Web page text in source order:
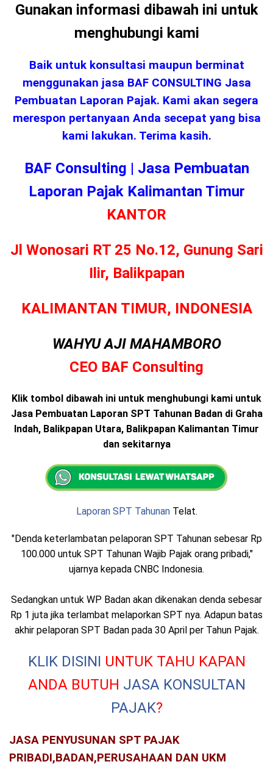
Gunakan informasi dibawah ini untuk
menghubungi kami
Baik untuk konsultasi maupun berminat
menggunakan jasa BAF CONSULTING Jasa
Pembuatan Laporan Pajak. Kami akan segera
merespon pertanyaan Anda secepat yang bisa
kami lakukan. Terima kasih.
BAF Consulting | Jasa Pembuatan
Laporan Pajak Kalimantan Timur
KANTOR
Jl Wonosari RT 25 No.12, Gunung Sari
Ilir, Balikpapan
KALIMANTAN TIMUR, INDONESIA
WAHYU AJI MAHAMBORO
CEO BAF Consulting
Klik tombol dibawah ini untuk menghubungi kami untuk
Jasa Pembuatan Laporan SPT Tahunan Badan di Graha
Indah, Balikpapan Utara, Balikpapan Kalimantan Timur
dan sekitarnya
Laporan SPT TahunanTelat.
"Denda keterlambatan pelaporan SPT Tahunan sebesar Rp
100.000 untuk SPT Tahunan Wajib Pajak orang pribadi,"
ujarnya kepada CNBC Indonesia.
Sedangkan untuk WP Badan akan dikenakan denda sebesar
Rp 1 juta jika terlambat melaporkan SPT nya. Adapun batas
akhir pelaporan SPT Badan pada 30 April per Tahun Pajak.
KLIK DISINI UNTUK TAHU KAPAN
ANDA BUTUH JASA KONSULTAN
PAJAK?
JASA PENYUSUNAN SPT PAJAK
PRIBADI,BADAN,PERUSAHAAN DAN UKM